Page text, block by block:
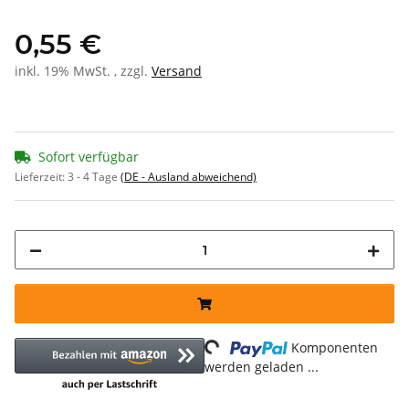
0,55 €
inkl. 19% MwSt. , zzgl. Versand
Sofort verfügbar
Lieferzeit:3 - 4 Tage (DE - Ausland abweichend)
Loading...
Komponenten
werden geladen ...